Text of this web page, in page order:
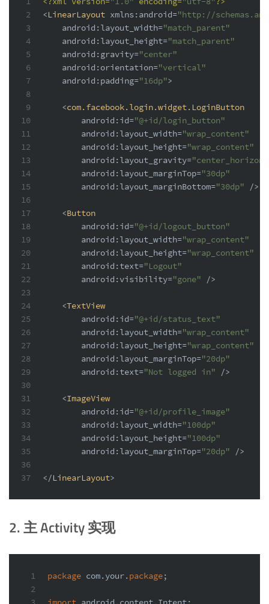
2
3
4
5
6
7
8
9
10
11
12
13
14
15
16
17
18
19
20
21
22
23
24
25
26
27
28
29
30
31
32
33
34
35
36
37
<LinearLayout xmlns:android="http://
android:layout_width="match_parent"
android:layout_height="match_parent"
android:gravity="center"
android:orientation="vertical"
android:padding="16dp">
<com.facebook.login.widget.LoginButton
android:id="@+id/login_button"
android:layout_width="wrap_content"
android:layout_height="wrap_content"
android:layout_gravity=
android:layout_marginTop="30dp"
android:layout_marginBottom="30dp" />
<Button
android:id="@+id/logout_button"
android:layout_width="wrap_content"
android:layout_height="wrap_content"
android:text="Logout"
android:visibility="gone" />
<TextView
android:id="@+id/status_text"
android:layout_width="wrap_content"
android:layout_height="wrap_content"
android:layout_marginTop="20dp"
android:text="Not logged in" />
<ImageView
android:id="@+id/profile_image"
android:layout_width="100dp"
android:layout_height="100dp"
android:layout_marginTop="20dp" />
</LinearLayout>
2. 主 Activity 实现
1
2
package com.your. package;